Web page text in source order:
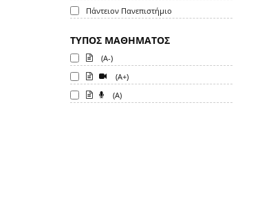
Πάντειον Πανεπιστήμιο
ΤΥΠΟΣ ΜΑΘΗΜΑΤΟΣ
(A-)
(A+)
(A)